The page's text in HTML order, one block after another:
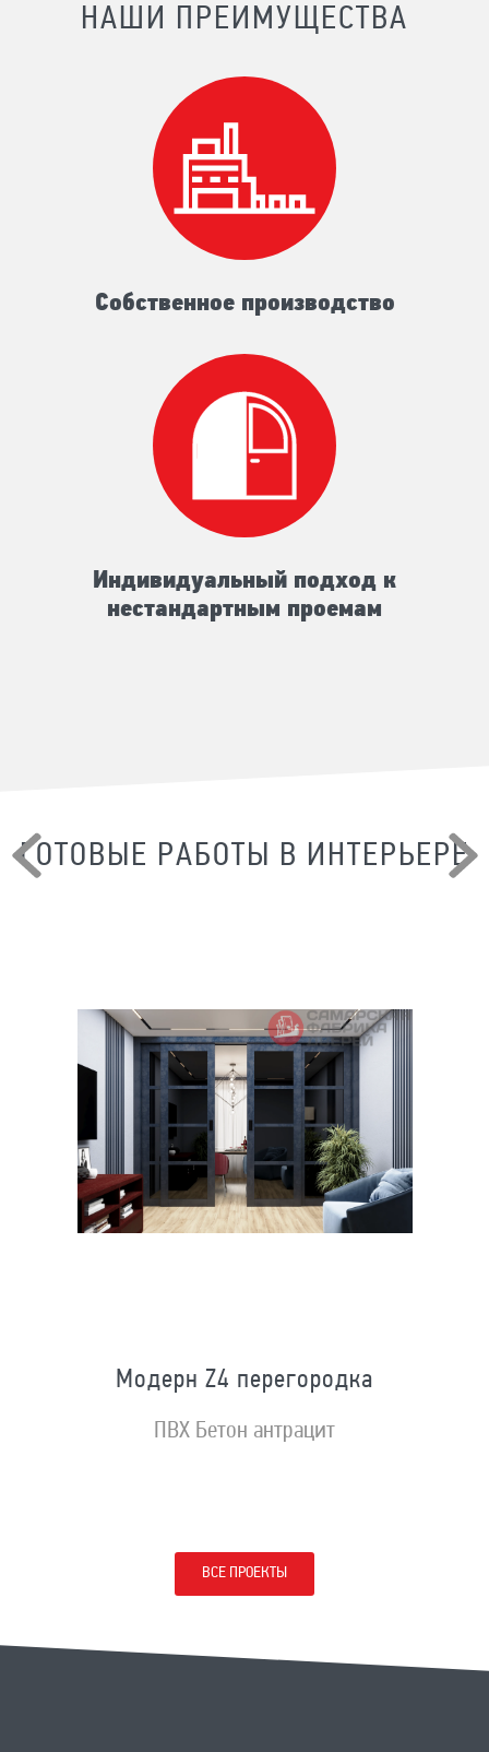
НАШИ ПРЕИМУЩЕСТВА
Собственное производство
Индивидуальный подход к
нестандартным проемам
ГОТОВЫЕ РАБОТЫ В ИНТЕРЬЕРЕ
Модерн Z4 перегородка
ПВХ Бетон антрацит
ВСЕ ПРОЕКТЫ